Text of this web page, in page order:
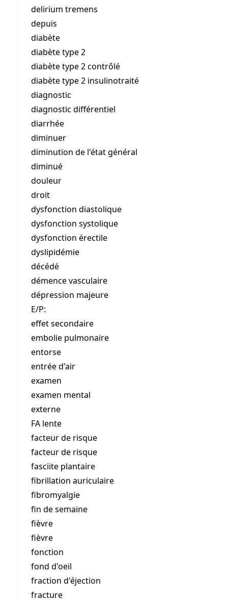
delirium tremens
depuis
diabète
diabète type 2
diabète type 2 contrôlé
diabète type 2 insulinotraité
diagnostic
diagnostic différentiel
diarrhée
diminuer
diminution de l'état général
diminué
douleur
droit
dysfonction diastolique
dysfonction systolique
dysfonction érectile
dyslipidémie
décédé
démence vasculaire
dépression majeure
E/P:
effet secondaire
embolie pulmonaire
entorse
entrée d'air
examen
examen mental
externe
FA lente
facteur de risque
facteur de risque
fasciite plantaire
fibrillation auriculaire
fibromyalgie
fin de semaine
fièvre
fièvre
fonction
fond d'oeil
fraction d'éjection
fracture